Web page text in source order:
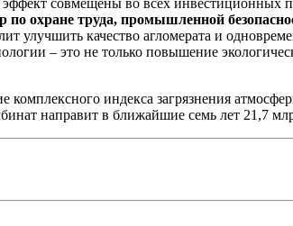
эффект совмещены во всех
по охране труда, промышленной
улучшить качество агломерата и
– это не только повышение
комплексного индекса загрязнения
направит в ближайшие семь лет 21,7